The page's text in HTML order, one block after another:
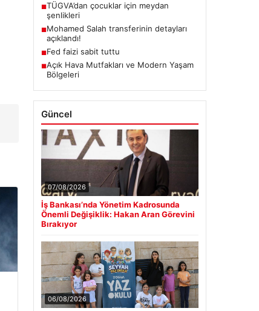
■TÜGVA’dan çocuklar için meydan
şenlikleri
■Mohamed Salah transferinin detayları
açıklandı!
■Fed faizi sabit tuttu
■Açık Hava Mutfakları ve Modern Yaşam
Bölgeleri
Güncel
07/08/2026
İş Bankası’nda Yönetim Kadrosunda
Önemli Değişiklik: Hakan Aran Görevini
Bırakıyor
06/08/2026